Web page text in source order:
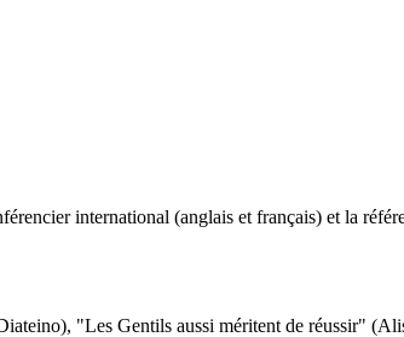
international (anglais et français) et la
"Les Gentils aussi méritent de réussir"